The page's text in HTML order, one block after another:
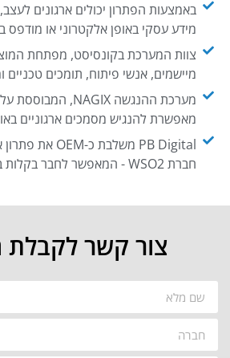
באמצעות הפתרון יכולים ארגונים
מידע עסקי באופן אלקטרוני או מודפס
צוות המערכת בקונסיסט, מפתחת
מיישמים, אנשי פיתוח, תומכים טכניים
מאפשרת להנגיש מסמכים ארגוניים
חברת WSO2 - המאפשר לחבר בקלות בין מערכות ארגוניות
צור קשר